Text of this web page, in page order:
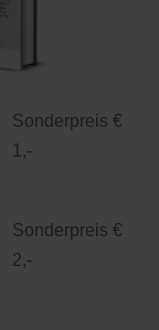
Sonderpreis €
1,-
Sonderpreis €
2,-